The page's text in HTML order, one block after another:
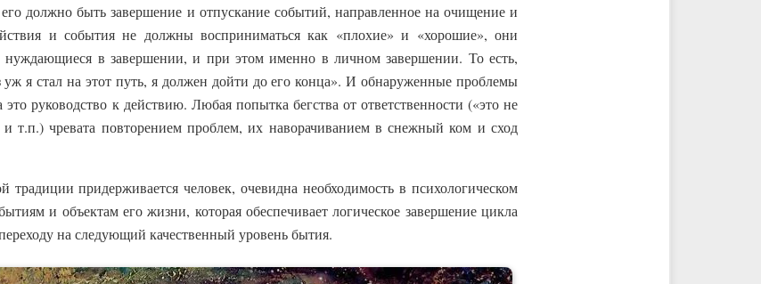
должно быть завершение и отпускание событий, направленное на очищение и
и события не должны восприниматься как «плохие» и «хорошие», они
в завершении, и при этом именно в личном завершении. То есть,
я стал на этот путь, я должен дойти до его конца». И обнаруженные проблемы
руководство к действию. Любая попытка бегства от ответственности («это не
т.п.) чревата повторением проблем, их наворачиванием в снежный ком и сход
традиции придерживается человек, очевидна необходимость в психологическом
и объектам его жизни, которая обеспечивает логическое завершение цикла
на следующий качественный уровень бытия.